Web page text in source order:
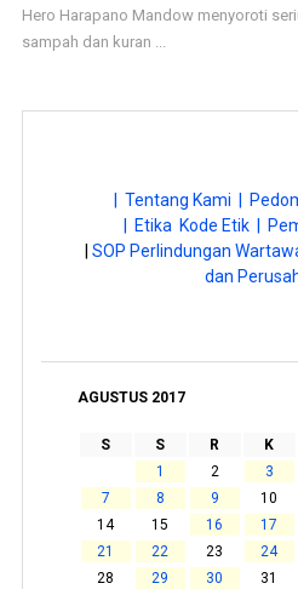
Hero Harapano Mandow menyoroti
sampah dan kuran ...
| Tentang Kami |
| Etika Kode Etik |
SOP Perlindungan
dan
AGUSTUS 2017
S S R K
1
2 3
7
8 9 10
14
15 16 17
21
22 23 24
28
29 30 31